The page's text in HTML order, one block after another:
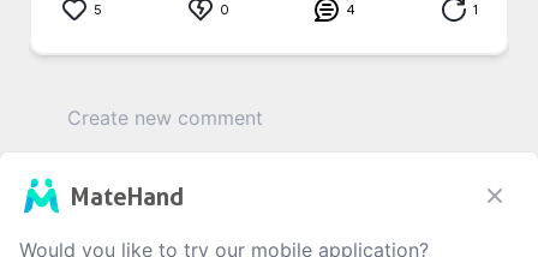
5 0 4 1
MateHand
Would you like to try our mobile application?